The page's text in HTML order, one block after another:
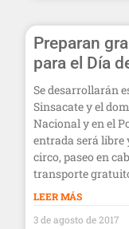
Preparan
para el Día
Se desarrollarán
Sinsacate y el
Nacional y en el
entrada será libre
circo, paseo en
transporte
LEER MÁS
3 de agosto de 2017